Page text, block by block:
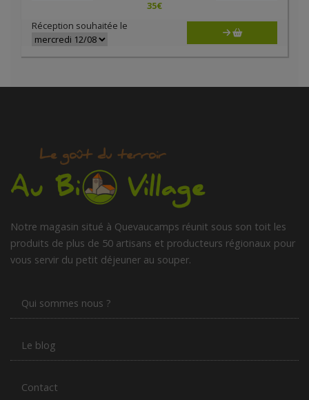
35€
Réception souhaitée le
Notre magasin situé à Quevaucamps réunit sous son toit les
produits de plus de 50 artisans et producteurs régionaux pour
vous servir du petit déjeuner au souper.
Qui sommes nous ?
Le blog
Contact